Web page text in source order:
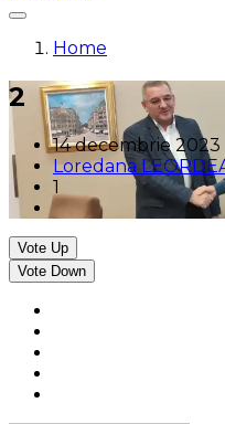
Home
2
14 decembrie 2023
Loredana
1
Vote Up
Vote Down